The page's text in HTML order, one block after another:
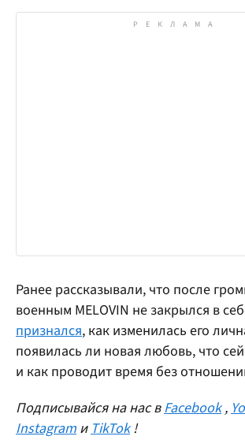
Ранее рассказывали, что после
военным MELOVIN не закрылся в
признался, как изменилась его
появилась ли новая любовь, что
и как проводит время без
Подписывайся на нас вFacebook ,
Instagram иTikTok !